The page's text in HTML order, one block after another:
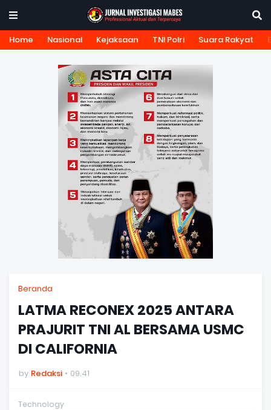
Home Nasional Kejaksaan TNI Polri Suara Rakyat
Beranda
LATMA RECONEX 2025 ANTARA
PRAJURIT TNI AL BERSAMA USMC
DI CALIFORNIA
by Redaksi 09.41
Technology